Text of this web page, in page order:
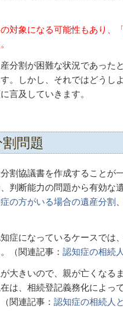
対象になる可能性もあり、
分割が困難な状況であった
。しかし、それではどうし
言及していきます。
問題
割協議書を作成することが
判断能力の問題から有効な
の方がいる場合の遺産分割
症になっているケースでは
（関連記事： 認知症の相続
大きいので、親が亡くなる
は、相続登記義務化によっ
関連記事： 認知症の相続人